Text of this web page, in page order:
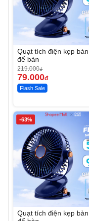
Quạt tích điện kẹp
để bàn
219.000đ
79.000đ
Flash Sale
-63%
Quạt tích điện kẹp